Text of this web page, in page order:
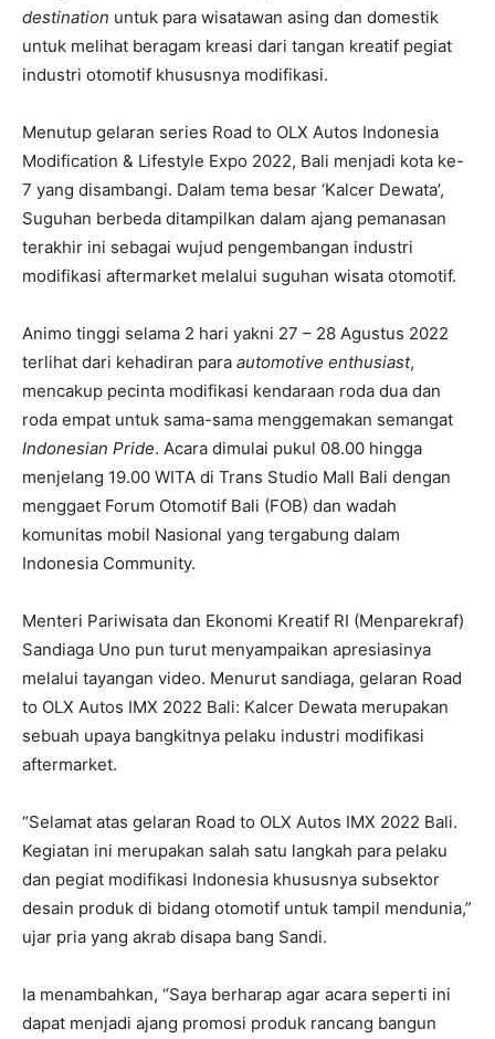
destination untuk para wisatawan asing dan domestik
untuk melihat beragam kreasi dari tangan kreatif pegiat
industri otomotif khususnya modifikasi.
Menutup gelaran series Road to OLX Autos Indonesia
Modification & Lifestyle Expo 2022, Bali menjadi kota ke-
7 yang disambangi. Dalam tema besar ‘Kalcer Dewata’,
Suguhan berbeda ditampilkan dalam ajang pemanasan
terakhir ini sebagai wujud pengembangan industri
modifikasi aftermarket melalui suguhan wisata otomotif.
Animo tinggi selama 2 hari yakni 27 – 28 Agustus 2022
terlihat dari kehadiran para automotive enthusiast,
mencakup pecinta modifikasi kendaraan roda dua dan
roda empat untuk sama-sama menggemakan semangat
Indonesian Pride. Acara dimulai pukul 08.00 hingga
menjelang 19.00 WITA di Trans Studio Mall Bali dengan
menggaet Forum Otomotif Bali (FOB) dan wadah
komunitas mobil Nasional yang tergabung dalam
Indonesia Community.
Menteri Pariwisata dan Ekonomi Kreatif RI (Menparekraf)
Sandiaga Uno pun turut menyampaikan apresiasinya
melalui tayangan video. Menurut sandiaga, gelaran Road
to OLX Autos IMX 2022 Bali: Kalcer Dewata merupakan
sebuah upaya bangkitnya pelaku industri modifikasi
aftermarket.
“Selamat atas gelaran Road to OLX Autos IMX 2022 Bali.
Kegiatan ini merupakan salah satu langkah para pelaku
dan pegiat modifikasi Indonesia khususnya subsektor
desain produk di bidang otomotif untuk tampil mendunia,”
ujar pria yang akrab disapa bang Sandi.
Ia menambahkan, “Saya berharap agar acara seperti ini
dapat menjadi ajang promosi produk rancang bangun